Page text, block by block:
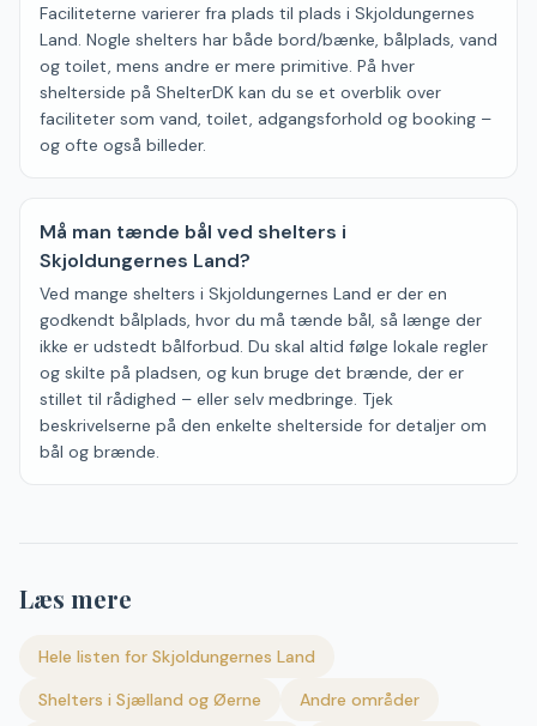
Faciliteterne varierer fra plads til plads i Skjoldungernes
Land. Nogle shelters har både bord/bænke, bålplads, vand
og toilet, mens andre er mere primitive. På hver
shelterside på ShelterDK kan du se et overblik over
faciliteter som vand, toilet, adgangsforhold og booking –
og ofte også billeder.
Må man tænde bål ved shelters i
Skjoldungernes Land?
Ved mange shelters i Skjoldungernes Land er der en
godkendt bålplads, hvor du må tænde bål, så længe der
ikke er udstedt bålforbud. Du skal altid følge lokale regler
og skilte på pladsen, og kun bruge det brænde, der er
stillet til rådighed – eller selv medbringe. Tjek
beskrivelserne på den enkelte shelterside for detaljer om
bål og brænde.
Læs mere
Hele listen for Skjoldungernes Land
Shelters i Sjælland og Øerne
Andre områder